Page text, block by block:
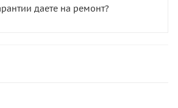
даете на ремонт?